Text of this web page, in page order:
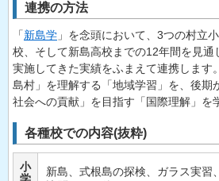
連携の方法
「新島学 」を念頭において、3つの村立
校、そして新島高校までの12年間を見通
実施してきた実績をふまえて連携します
島村」を理解する「地域学習」を、後期
社会への貢献」を目指す「国際理解」を
各種校での内容(抜粋)
小
新島、式根島の探検、ガラス実習